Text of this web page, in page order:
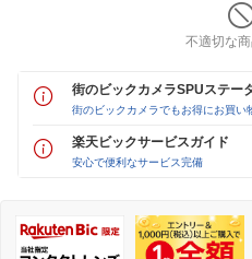
不適切な
街のビックカメラSPUステー
街のビックカメラでもお得にお買い
楽天ビックサービスガイド
安心で便利なサービス完備